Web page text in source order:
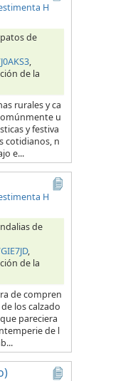
H
de
,
de la
rurales y ca
u
y festiva
cotidianos, n
e...
H
de
,
de la
de compren
los calzado
pareciera
de l